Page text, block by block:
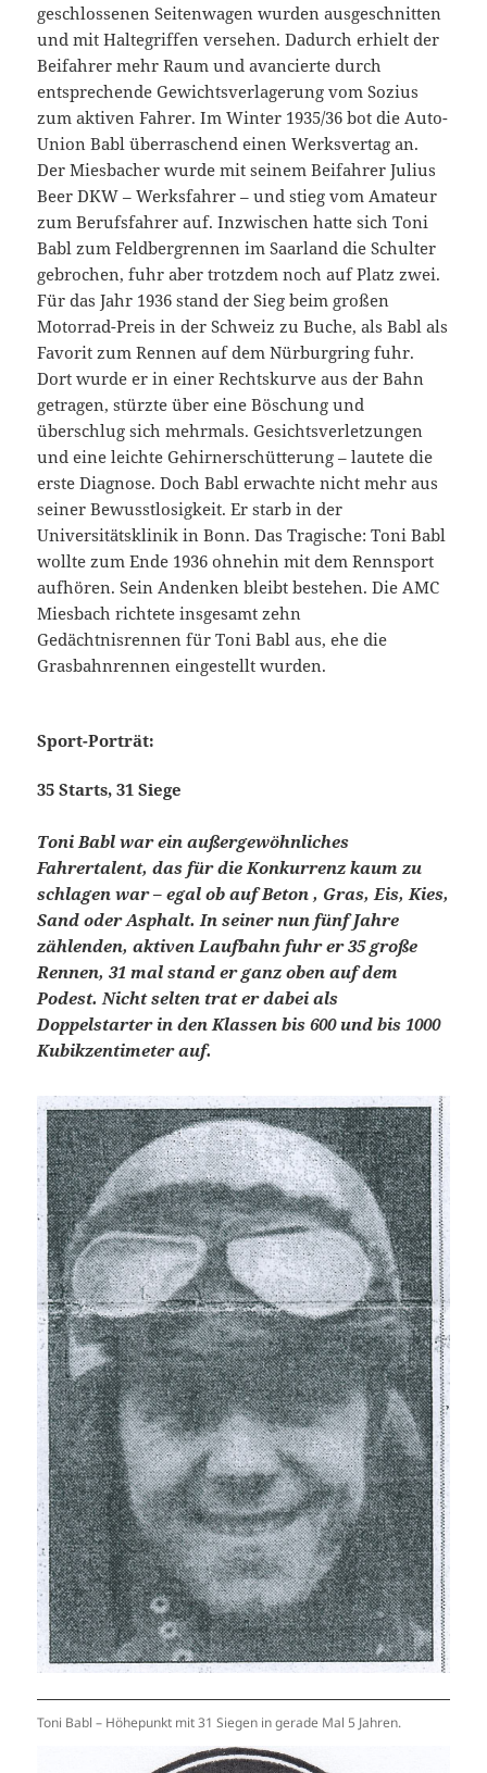
geschlossenen Seitenwagen wurden ausgeschnitten
und mit Haltegriffen versehen. Dadurch erhielt der
Beifahrer mehr Raum und avancierte durch
entsprechende Gewichtsverlagerung vom Sozius
zum aktiven Fahrer. Im Winter 1935/36 bot die Auto-
Union Babl überraschend einen Werksvertag an.
Der Miesbacher wurde mit seinem Beifahrer Julius
Beer DKW – Werksfahrer – und stieg vom Amateur
zum Berufsfahrer auf. Inzwischen hatte sich Toni
Babl zum Feldbergrennen im Saarland die Schulter
gebrochen, fuhr aber trotzdem noch auf Platz zwei.
Für das Jahr 1936 stand der Sieg beim großen
Motorrad-Preis in der Schweiz zu Buche, als Babl als
Favorit zum Rennen auf dem Nürburgring fuhr.
Dort wurde er in einer Rechtskurve aus der Bahn
getragen, stürzte über eine Böschung und
überschlug sich mehrmals. Gesichtsverletzungen
und eine leichte Gehirnerschütterung – lautete die
erste Diagnose. Doch Babl erwachte nicht mehr aus
seiner Bewusstlosigkeit. Er starb in der
Universitätsklinik in Bonn. Das Tragische: Toni Babl
wollte zum Ende 1936 ohnehin mit dem Rennsport
aufhören. Sein Andenken bleibt bestehen. Die AMC
Miesbach richtete insgesamt zehn
Gedächtnisrennen für Toni Babl aus, ehe die
Grasbahnrennen eingestellt wurden.
Sport-Porträt:
35 Starts, 31 Siege
Toni Babl war ein außergewöhnliches
Fahrertalent, das für die Konkurrenz kaum zu
schlagen war – egal ob auf Beton , Gras, Eis, Kies,
Sand oder Asphalt. In seiner nun fünf Jahre
zählenden, aktiven Laufbahn fuhr er 35 große
Rennen, 31 mal stand er ganz oben auf dem
Podest. Nicht selten trat er dabei als
Doppelstarter in den Klassen bis 600 und bis 1000
Kubikzentimeter auf.
Toni Babl – Höhepunkt mit 31 Siegen in gerade Mal 5 Jahren.